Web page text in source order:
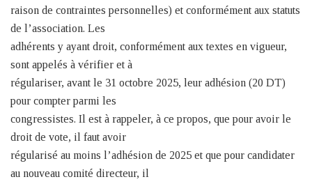
raison de contraintes personnelles) et conformément aux statuts
de l’association. Les
adhérents y ayant droit, conformément aux textes en vigueur,
sont appelés à vérifier et à
régulariser, avant le 31 octobre 2025, leur adhésion (20 DT)
pour compter parmi les
congressistes. Il est à rappeler, à ce propos, que pour avoir le
droit de vote, il faut avoir
régularisé au moins l’adhésion de 2025 et que pour candidater
au nouveau comité directeur, il